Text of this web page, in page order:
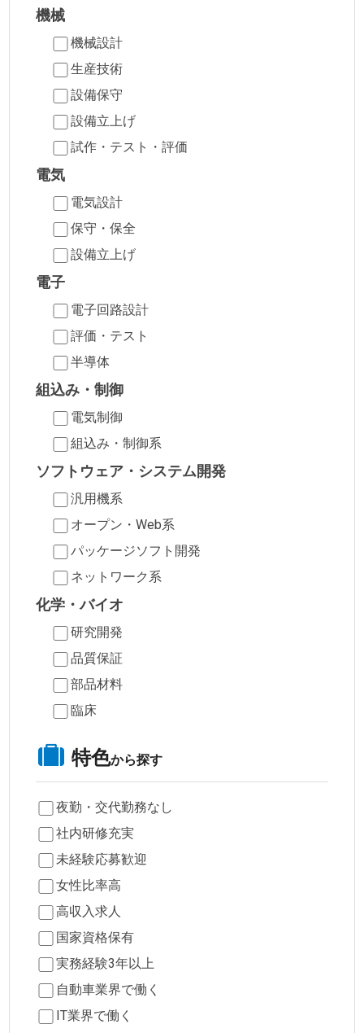
機械
機械設計
生産技術
設備保守
設備立上げ
試作・テスト・評価
電気
電気設計
保守・保全
設備立上げ
電子
電子回路設計
評価・テスト
半導体
組込み・制御
電気制御
組込み・制御系
ソフトウェア・システム開発
汎用機系
オープン・Web系
パッケージソフト開発
ネットワーク系
化学・バイオ
研究開発
品質保証
部品材料
臨床
特色から探す
夜勤・交代勤務なし
社内研修充実
未経験応募歓迎
女性比率高
高収入求人
国家資格保有
実務経験3年以上
自動車業界で働く
IT業界で働く